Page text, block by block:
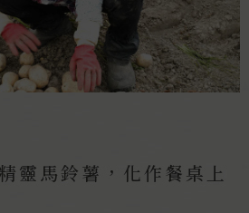
靈馬鈴薯，化作餐桌上